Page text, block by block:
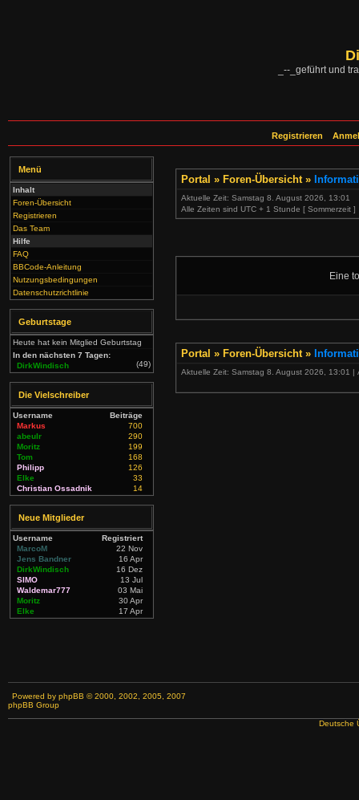
_--_geführt und
Registrieren
Menü
Inhalt
Foren-Übersicht
Registrieren
Das Team
Hilfe
FAQ
BBCode-Anleitung
Nutzungsbedingungen
Datenschutzrichtlinie
Geburtstage
Heute hat kein Mitglied Geburtstag
In den nächsten 7 Tagen:
DirkWindisch
(49)
Die Vielschreiber
Username
Beiträge
Markus
700
abeulr
290
Moritz
199
Tom
168
Philipp
126
Elke
33
Christian Ossadnik
14
Neue Mitglieder
Username
Registriert
MarcoM
22 Nov
Jens Bandner
16 Apr
DirkWindisch
16 Dez
SIMO
13 Jul
Waldemar777
03 Mai
Moritz
30 Apr
Elke
17 Apr
Portal » Foren-Übersicht»
Aktuelle Zeit: Samstag 8. August 2026, 13:01
Alle Zeiten sind UTC + 1 Stunde [ Sommerzeit ]
Eine
Portal » Foren-Übersicht»
Aktuelle Zeit: Samstag 8. August 2026, 13:01 |
Powered by phpBB © 2000, 2002, 2005, 2007
phpBB Group
Deutsche